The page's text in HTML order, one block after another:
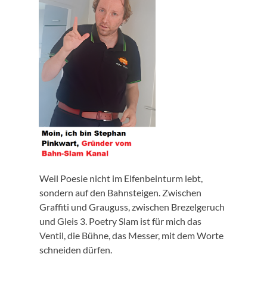
Weil Poesie nicht im Elfenbeinturm lebt,
sondern auf den Bahnsteigen. Zwischen
Graffiti und Grauguss, zwischen Brezelgeruch
und Gleis 3. Poetry Slam ist für mich das
Ventil, die Bühne, das Messer, mit dem Worte
schneiden dürfen.